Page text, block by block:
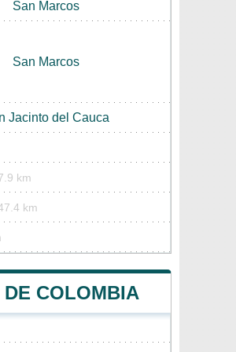
San Marcos
San Marcos
Jacinto del Cauca
km
km
DE COLOMBIA